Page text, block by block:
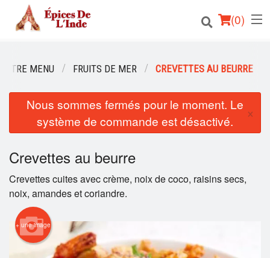
(0)
Commander en ligne
Emplacement
Connection
Inscription
Panier (0)
MENU FRUITS DE MER CREVETTES AU BEURRE
Nous sommes fermés pour le moment. Le
système de commande est désactivé.
×
Crevettes au beurre
Crevettes cuites avec crème, noix de coco, raisins secs,
noix, amandes et coriandre.
+ une image